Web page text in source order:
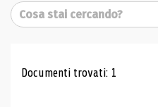
Cerca
Risultati di
Documenti trovati: 1